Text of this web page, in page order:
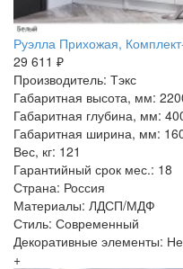
Руэлла Прихожая,
29 611 ₽
Производитель: Тэкс
Габаритная высота, мм:
Габаритная глубина, мм:
Габаритная ширина, мм:
Вес, кг: 121
Гарантийный срок мес.: 18
Страна: Россия
Материалы: ЛДСП/МДФ
Стиль: Современный
Декоративные элементы:
+